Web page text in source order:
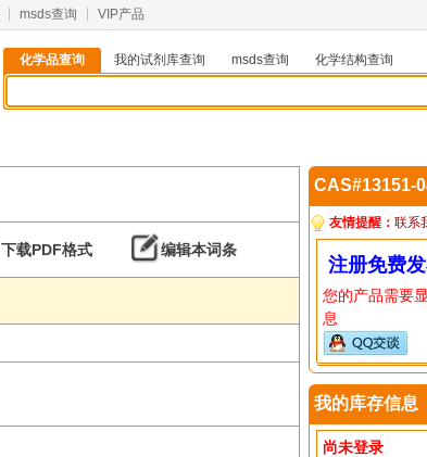
msds查询 VIP产品
化学品查询 我的试剂库查询 msds查询
化学结构查询
下载PDF格式 编辑本词条
CAS#13151-
友情提醒： 联系
注册免费
您的产品需要
息
我的库存信息
尚未登录